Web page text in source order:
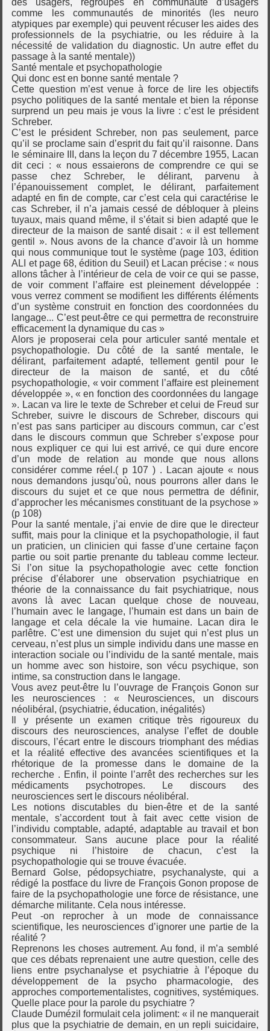
comme les communautés de minorités (les neuro
atypiques par exemple) qui peuvent récuser les aides des
professionnels de la psychiatrie, ou les réduire à la
nécessité de validation du diagnostic. Un autre effet du
passage à la santé mentale))
Santé mentale et psychopathologie
Qui donc est en bonne santé mentale ?
Cette question m’est venue à force de lire les objectifs
psycho politiques de la santé mentale et bien la réponse
surprend un peu mais je vous la livre : c’est le président
Schreber.
C’est le président Schreber, non pas seulement, parce
qu’il se proclame sain d’esprit du fait qu’il raisonne. Dans
le séminaire III, dans la leçon du 7 décembre 1955, Lacan
dit ceci : « nous essaierons de comprendre ce qui se
passe chez Schreber, le délirant, parvenu à
l’épanouissement complet, le délirant, parfaitement
adapté en fin de compte, car c’est cela qui caractérise le
cas Schreber, il n’a jamais cessé de débloquer à pleins
tuyaux, mais quand même, il s’était si bien adapté que le
directeur de la maison de santé disait : « il est tellement
gentil ». Nous avons de la chance d’avoir là un homme
qui nous communique tout le système (page 103, édition
ALI et page 68, édition du Seuil) et Lacan précise : « nous
allons tâcher à l’intérieur de cela de voir ce qui se passe,
de voir comment l’affaire est pleinement développée :
vous verrez comment se modifient les différents éléments
d’un système construit en fonction des coordonnées du
langage... C’est peut-être ce qui permettra de reconstruire
efficacement la dynamique du cas »
Alors je proposerai cela pour articuler santé mentale et
psychopathologie. Du côté de la santé mentale, le
délirant, parfaitement adapté, tellement gentil pour le
directeur de la maison de santé, et du côté
psychopathologie, « voir comment l’affaire est pleinement
développée », « en fonction des coordonnées du langage
». Lacan va lire le texte de Schreber et celui de Freud sur
Schreber, suivre le discours de Schreber, discours qui
n’est pas sans participer au discours commun, car c’est
dans le discours commun que Schreber s’expose pour
nous expliquer ce qui lui est arrivé, ce qui dure encore
d’un mode de relation au monde que nous allons
considérer comme réel.( p 107 ) . Lacan ajoute « nous
nous demandons jusqu’où, nous pourrons aller dans le
discours du sujet et ce que nous permettra de définir,
d’approcher les mécanismes constituant de la psychose »
(p 108)
Pour la santé mentale, j’ai envie de dire que le directeur
suffit, mais pour la clinique et la psychopathologie, il faut
un praticien, un clinicien qui fasse d’une certaine façon
partie ou soit partie prenante du tableau comme lecteur.
Si l’on situe la psychopathologie avec cette fonction
précise d’élaborer une observation psychiatrique en
théorie de la connaissance du fait psychiatrique, nous
avons là avec Lacan quelque chose de nouveau,
l’humain avec le langage, l’humain est dans un bain de
langage et cela décale la vie humaine. Lacan dira le
parlêtre. C’est une dimension du sujet qui n’est plus un
cerveau, n’est plus un simple individu dans une masse en
interaction sociale ou l’individu de la santé mentale, mais
un homme avec son histoire, son vécu psychique, son
intime, sa construction dans le langage.
Vous avez peut-être lu l’ouvrage de François Gonon sur
les neurosciences : « Neurosciences, un discours
néolibéral, (psychiatrie, éducation, inégalités)
Il y présente un examen critique très rigoureux du
discours des neurosciences, analyse l’effet de double
discours, l’écart entre le discours triomphant des médias
et la réalité effective des avancées scientifiques et la
rhétorique de la promesse dans le domaine de la
recherche . Enfin, il pointe l’arrêt des recherches sur les
médicaments psychotropes. Le discours des
neurosciences sert le discours néolibéral.
Les notions discutables du bien-être et de la santé
mentale, s’accordent tout à fait avec cette vision de
l’individu comptable, adapté, adaptable au travail et bon
consommateur. Sans aucune place pour la réalité
psychique ni l’histoire de chacun, c’est la
psychopathologie qui se trouve évacuée.
Bernard Golse, pédopsychiatre, psychanalyste, qui a
rédigé la postface du livre de François Gonon propose de
faire de la psychopathologie une force de résistance, une
démarche militante. Cela nous intéresse.
Peut -on reprocher à un mode de connaissance
scientifique, les neurosciences d’ignorer une partie de la
réalité ?
Reprenons les choses autrement. Au fond, il m’a semblé
que ces débats reprenaient une autre question, celle des
liens entre psychanalyse et psychiatrie à l’époque du
développement de la psycho pharmacologie, des
approches comportementalistes, cognitives, systémiques.
Quelle place pour la parole du psychiatre ?
Claude Dumézil formulait cela joliment: « il ne manquerait
plus que la psychiatrie de demain, en un repli suicidaire,